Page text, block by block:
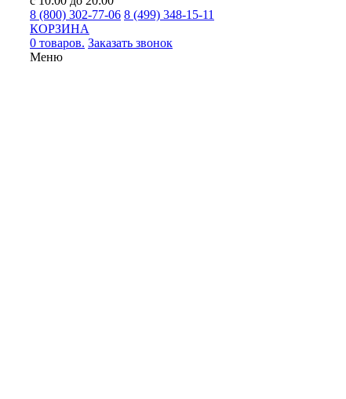
8 (800) 302-77-06 8 (499) 348-15-11
КОРЗИНА
0 товаров. Заказать звонок
Меню